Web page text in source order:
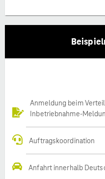
Anmeldung beim
Inbetriebnahme-
Auftragskoordination
Anfahrt innerhalb